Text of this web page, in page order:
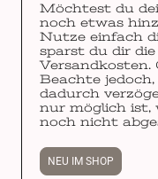
Möchtest du
noch etwas
Nutze einfach
sparst du dir
Versandkosten.
Beachte
dadurch
nur möglich ist,
noch nicht
NEU IM SHOP